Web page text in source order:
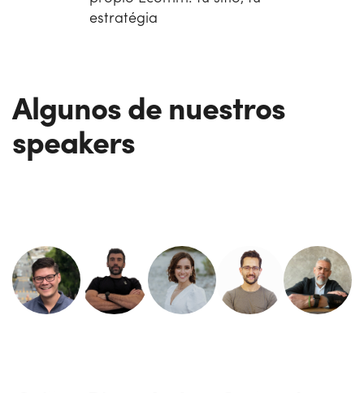
estratégia
Algunos de nuestros
speakers